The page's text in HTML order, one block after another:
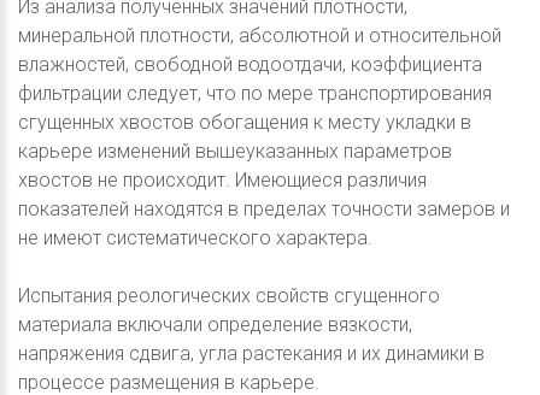
Из анализа полученных значений плотности,
минеральной плотности, абсолютной и относительной
влажностей, свободной водоотдачи, коэффициента
фильтрации следует, что по мере транспортирования
сгущенных хвостов обогащения к месту укладки в
карьере изменений вышеуказанных параметров
хвостов не происходит. Имеющиеся различия
показателей находятся в пределах точности замеров и
не имеют систематического характера.
Испытания реологических свойств сгущенного
материала включали определение вязкости,
напряжения сдвига, угла растекания и их динамики в
процессе размещения в карьере.